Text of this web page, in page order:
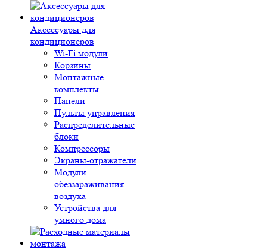
Аксессуары для
кондиционеров
Wi-Fi модули
Корзины
Монтажные
комплекты
Панели
Пульты управления
Распределительные
блоки
Компрессоры
Экраны-отражатели
Модули
обеззараживания
воздуха
Устройства для
умного дома